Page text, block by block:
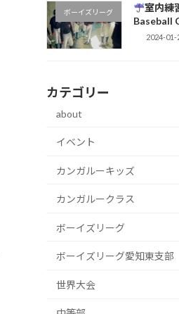
ボーイズリーグ
室内練
Baseball
2024-01-
カテゴリー
about
イベント
カンガルーキッズ
カンガルークラス
ボーイズリーグ
ボーイズリーグ愛知東支部
世界大会